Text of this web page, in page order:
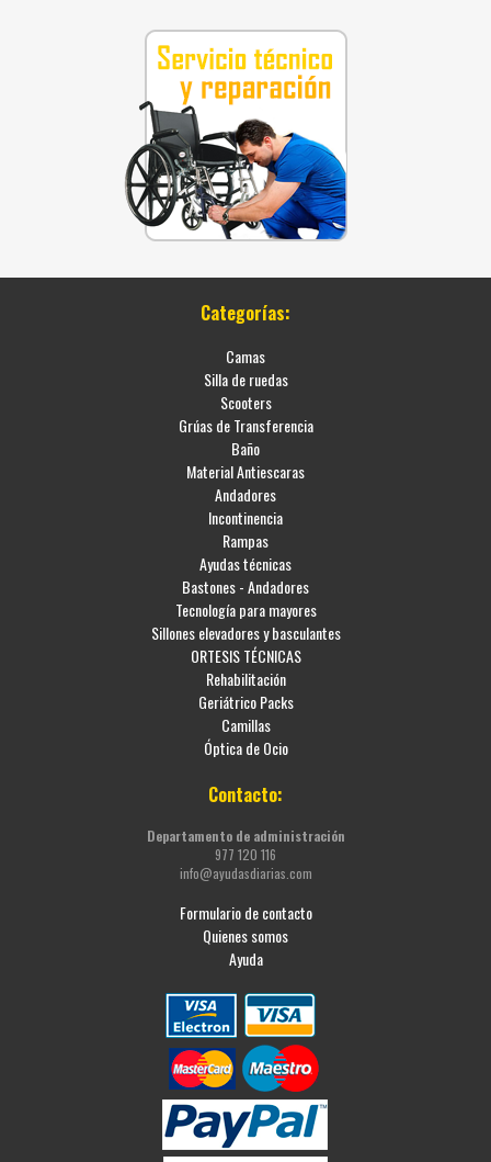
Categorías:
Camas
Silla de ruedas
Scooters
Grúas de Transferencia
Baño
Material Antiescaras
Andadores
Incontinencia
Rampas
Ayudas técnicas
Bastones - Andadores
Tecnología para mayores
Sillones elevadores y basculantes
ORTESIS TÉCNICAS
Rehabilitación
Geriátrico Packs
Camillas
Óptica de Ocio
Contacto:
Departamento de administración
977 120 116
info@ayudasdiarias.com
Formulario de contacto
Quienes somos
Ayuda